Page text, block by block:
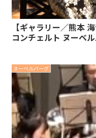
【ギャラリー／熊本
コンチェルト ヌーベ
ヌーベルバーグ